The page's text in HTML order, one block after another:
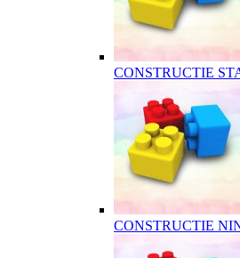
CONSTRUCTIE
CONSTRUCTIE